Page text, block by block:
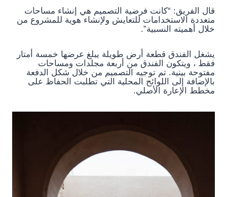
قال الفريق: “كانت فرضية التصميم هي إنشاء مساحات
متعددة الاستخدامات للتعايش ولإنشاء هوية للمشروع من
خلال أهميته النسبية”.
يشغل الفندق قطعة أرض طويلة يبلغ عرضها خمسة أمتار
فقط ، ويتكون الفندق من أربعة مجلدات ومساحات
مفتوحة بينية. تم توجيه التصميم من خلال شكل الدفعة
بالإضافة إلى اللوائح المحلية التي تطلبت الحفاظ على
مخطط الإعارة الأصلي.